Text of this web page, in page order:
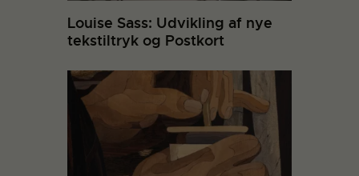
Louise Sass: Udvikling af nye
tekstiltryk og Postkort